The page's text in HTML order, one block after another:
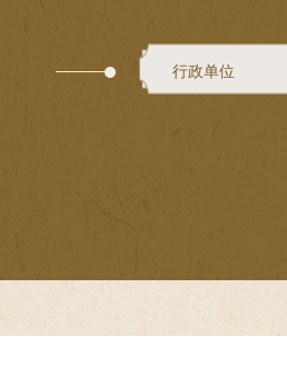
行政单位